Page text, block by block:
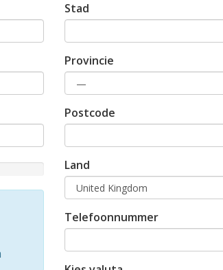
Stad
Provincie
Postcode
Land
Telefoonnummer